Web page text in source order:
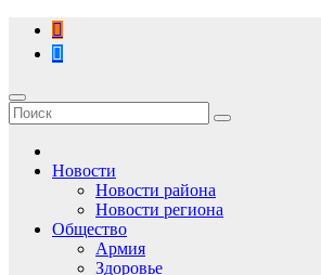
Перейти
содержимому
Новости
Новости района
Новости региона
Общество
Армия
Здоровье